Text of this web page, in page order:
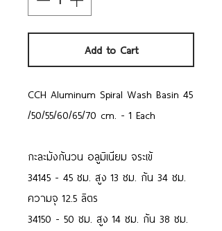
Add to Cart
CCH Aluminum Spiral Wash Basin 45
/50/55/60/65/70 cm. - 1 Each
กะละมังก้นวน อลูมิเนียม จระเข้
34145 - 45 ซม. สูง 13 ซม. ก้น 34 ซม.
ความจุ 12.5 ลิตร
34150 - 50 ซม. สูง 14 ซม. ก้น 38 ซม.